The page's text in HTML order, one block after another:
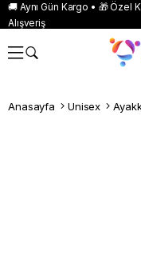
🚚 Aynı Gün Kargo • 🎁 Özel
Alışveriş
Anasayfa Unisex